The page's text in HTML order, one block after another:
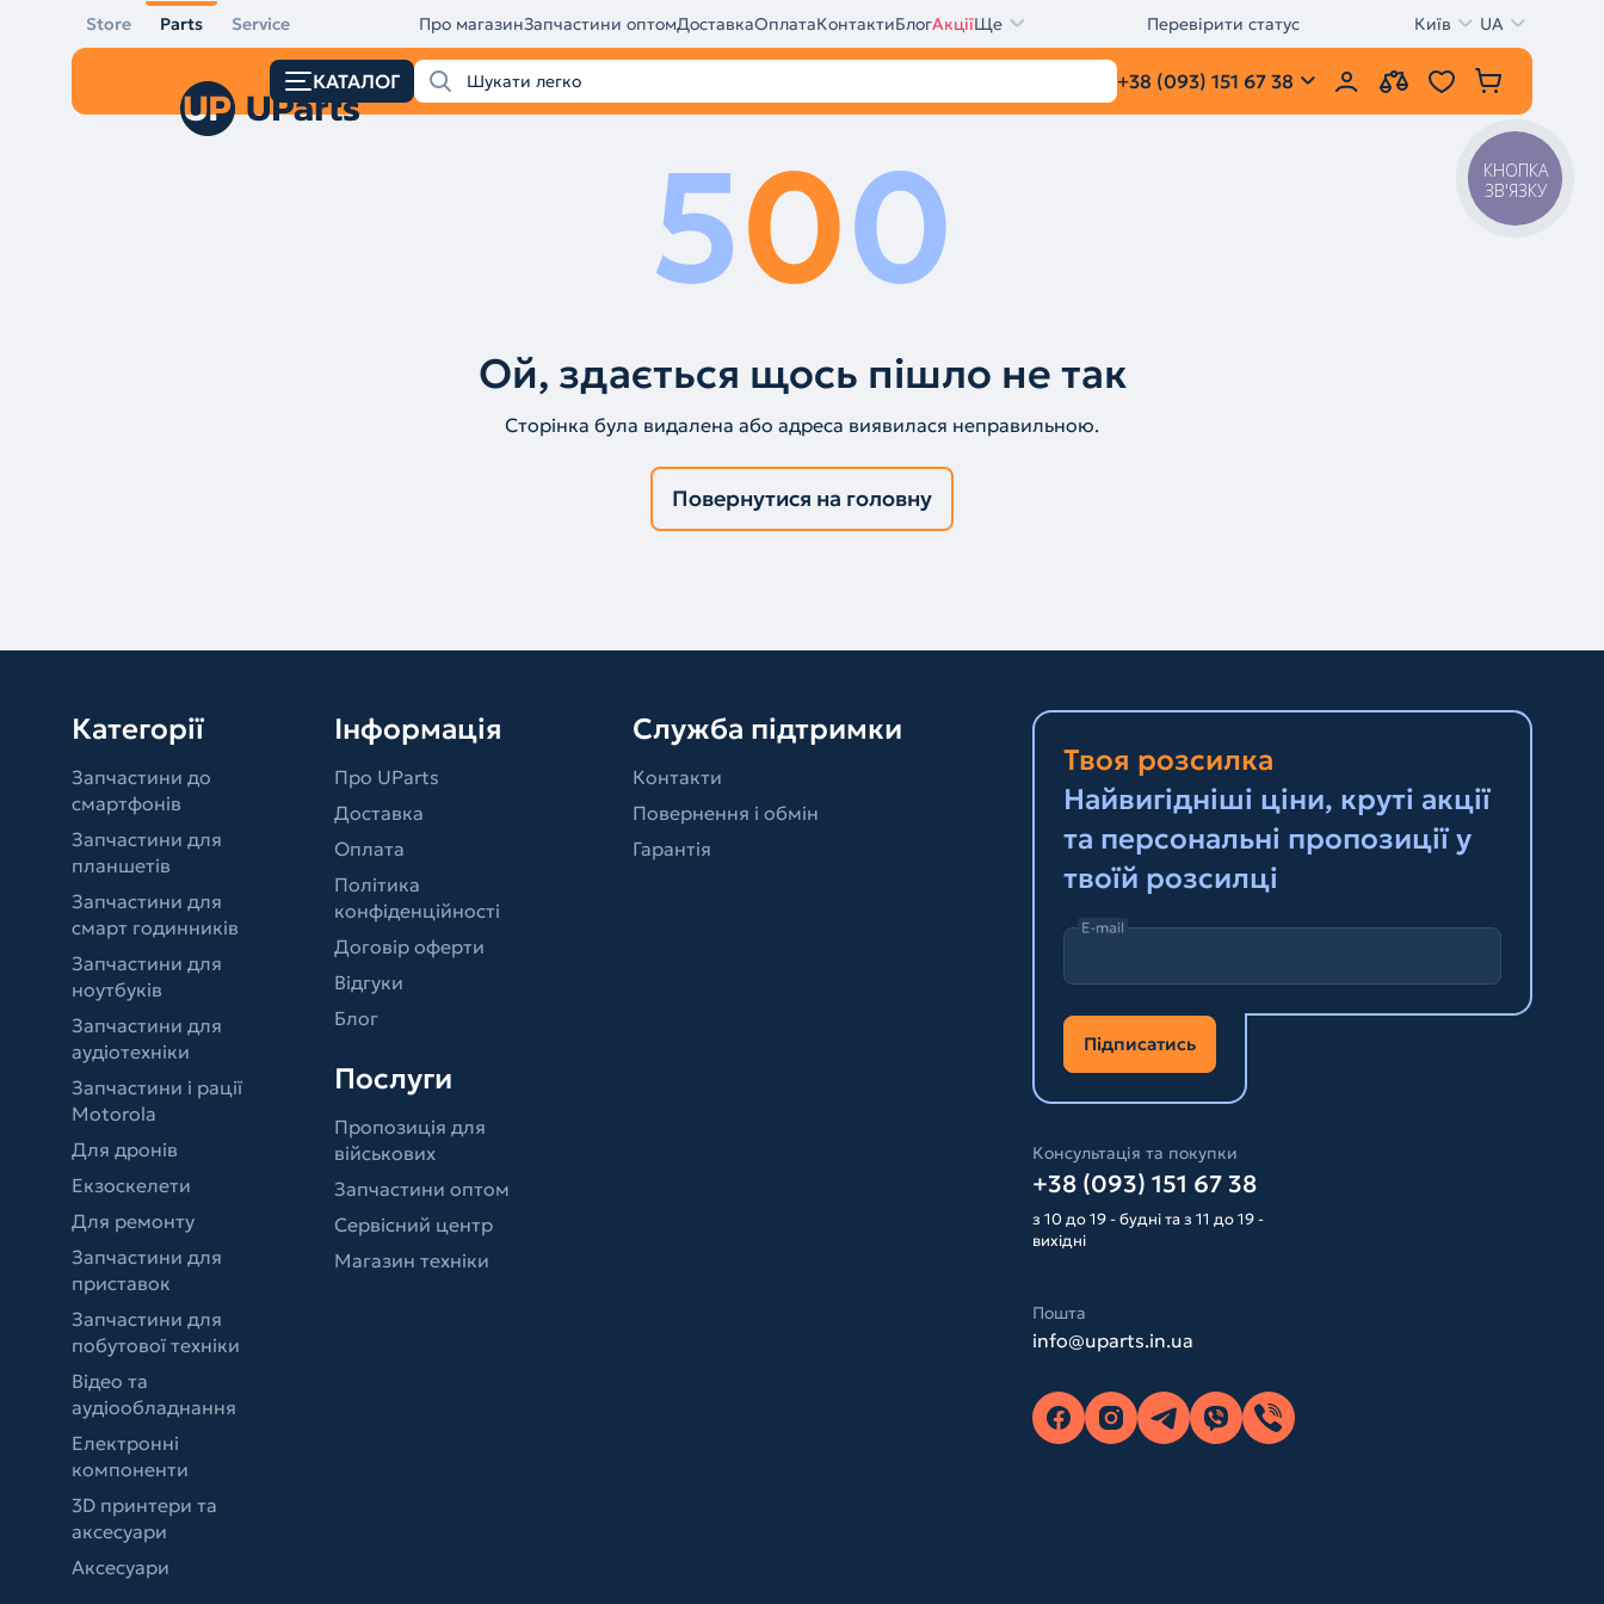
Store Parts Service Про магазинЗапчастини оптомДоставкаОплатаКонтактиБлогАкціїЩе Перевірити статус Київ UA
КАТАЛОГ +38 (093) 151 67 38
500
Ой, здається щось пішло не так
Сторінка була видалена або адреса виявилася неправильною.
Повернутися на головну
Категорії
Запчастини до
смартфонів
Запчастини для
планшетів
Запчастини для
смарт годинників
Запчастини для
ноутбуків
Запчастини для
аудіотехніки
Запчастини і рації
Motorola
Для дронів
Екзоскелети
Для ремонту
Запчастини для
приставок
Запчастини для
побутової техніки
Відео та
аудіообладнання
Електронні
компоненти
3D принтери та
аксесуари
Аксесуари
Інформація
Про UParts
Доставка
Оплата
Політика
конфіденційності
Договір оферти
Відгуки
Блог
Послуги
Пропозиція для
військових
Запчастини оптом
Сервісний центр
Магазин техніки
Служба підтримки
Контакти
Повернення і обмін
Гарантія
Твоя розсилка
Найвигідніші ціни, круті акції
та персональні пропозиції у
твоїй розсилці
E-mail
Підписатись
Консультація та покупки
+38 (093) 151 67 38
з 10 до 19 - будні та з 11 до 19 -
вихідні
Пошта
info@uparts.in.ua
КНОПКА
ЗВ'ЯЗКУ